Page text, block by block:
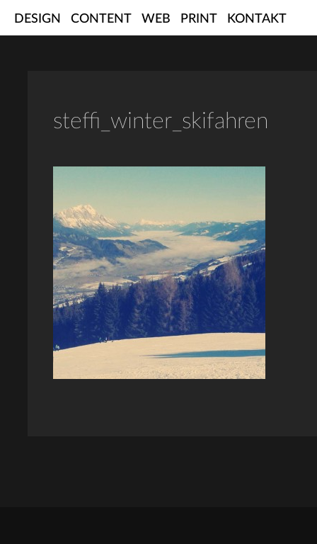
DESIGN CONTENT WEB PRINT KONTAKT
steffi_winter_skifahren